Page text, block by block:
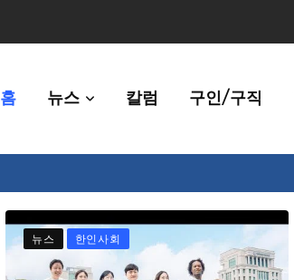
홈 뉴스 칼럼 구인/구직
뉴스 한인사회